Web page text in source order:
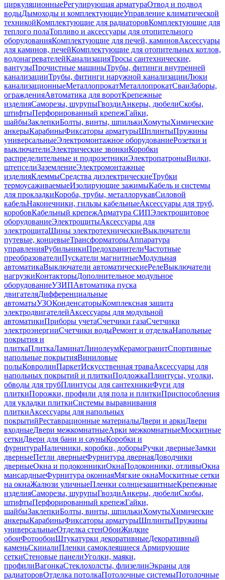
циркуляционныеРегулирующая арматураОтвод и подвод
водыДымоходы и комплектующиеУправление климатической
техникойКомплектующие для радиаторовКомплектующие для
теплого полаТопливо и аксессуары для отопительного
оборудованияКомплектующие для печей, каминовАксессуары
для каминов, печейКомплектующие для отопительных котлов,
водонагревателейКанализацияТросы сантехнические,
вантузыПрочистные машиныТрубы, фитинги внутренней
канализацииТрубы, фитинги наружной канализацииЛюки
канализационныеМеталлопрокатМеталлопрокатСваиЗаборы,
огражденияАвтоматика для воротКрепежные
изделияСаморезы, шурупыГвоздиАнкеры, дюбелиСкобы,
штифтыПерфорированный крепежГайки,
шайбыЗаклепкиБолты, винты, шпилькиХомутыХимические
анкерыКарабиныФиксаторы арматурыШплинтыПружины
универсальныеЭлектромонтажное оборудованиеРозетки и
выключателиЭлектрические звонкиКоробки
распределительные и подрозетникиЭлектропатроныВилки,
штепселиЗаземлениеЭлектромонтажные
изделияКлеммыСредства диэлектрическиеТрубки
термоусаживаемыеИзолирующие зажимыКабель и системы
для прокладкиКороба, трубы, металлорукавСиловой
кабельНаконечники, гильзы кабельныеАксессуары для труб,
коробовКабельный крепежАрматура СИПЭлектрощитовое
оборудованиеЭлектрощитыАксессуары для
электрощитаШины электротехническиеВыключатели
путевые, концевыеТрансформаторыАппаратура
управленияРубильникиПредохранителиЧастотные
преобразователиПускатели магнитныеМодульная
автоматикаВыключатели автоматическиеРелеВыключатели
нагрузкиКонтакторыДополнительное модульное
оборудованиеУЗИПАвтоматика пуска
двигателяДифференциальные
автоматыУЗОКонденсаторыКомплексная защита
электродвигателейАксессуары для модульной
автоматикиПриборы учетаСчетчики газаСчетчики
электроэнергииСчетчики водыРемонт и отделкаНапольные
покрытия и
плиткаПлиткаЛаминатЛинолеумКерамогранитСпортивные
напольные покрытияВиниловые
полыКовролинПаркетИскусственная траваАксессуары для
напольных покрытий и плиткиПодложкаПлинтусы, уголки,
обводы для трубПлинтусы для сантехникиФуги для
плиткиПорожки, профили для пола и плиткиПриспособления
для укладки плиткиСистемы выравнивания
плиткиАксессуары для напольных
покрытийРеставрационные материалыДвери и аркиДвери
входныеДвери межкомнатныеАрки межкомнатныеМоскитные
сеткиДвери для бани и сауныКоробки и
фурнитураНаличники, коробки, доборыРучки дверныеЗамки
дверныеПетли дверныеФурнитура двернаяДоводчики
дверныеОкна и подоконникиОкнаПодоконники, отливыОкна
мансардныеФурнитура оконнаяМягкие окнаМоскитные сетки
на окнаЖалюзи уличныеПленки солнцезащитныеКрепежные
изделияСаморезы, шурупыГвоздиАнкеры, дюбелиСкобы,
штифтыПерфорированный крепежГайки,
шайбыЗаклепкиБолты, винты, шпилькиХомутыХимические
анкерыКарабиныФиксаторы арматурыШплинтыПружины
универсальныеОтделка стенОбоиЖидкие
обоиФотообоиШтукатурки декоративныеДекоративный
каменьСкиналиПленки самоклеящиеся Армирующие
сеткиСтеновые панелиУголки, маяки,
профилиВагонкаСтеклохолсты, флизелинЭкраны для
радиаторовОтделка потолкаПотолочные системыПотолочные